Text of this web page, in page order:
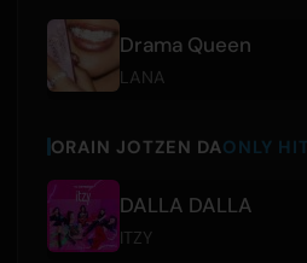
Drama Queen
LANA
ORAIN JOTZEN DAONLY
DALLA DALLA
ITZY